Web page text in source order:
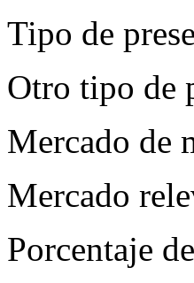
Tipo de
Otro tipo de
Mercado de
Mercado
Porcentaje